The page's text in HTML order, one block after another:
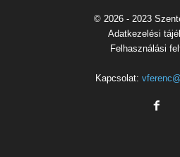
© 2026 - 2023
Adatkezelési
Felhasználási
Kapcsolat: